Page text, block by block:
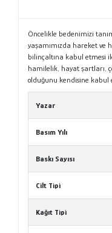
Öncelikle bedenimizi
yaşamımızda hareket ve
bilinçaltına kabul etmesi
hamilelik, hayat şartları,
olduğunu kendisine kabul
Yazar
Basım Yılı
Baskı Sayısı
Cilt Tipi
Kağıt Tipi